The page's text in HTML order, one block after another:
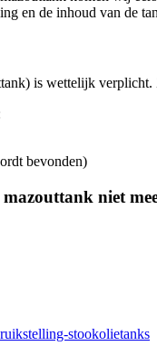
en de inhoud van de
is wettelijk
bevonden)
niet
stookolietanks